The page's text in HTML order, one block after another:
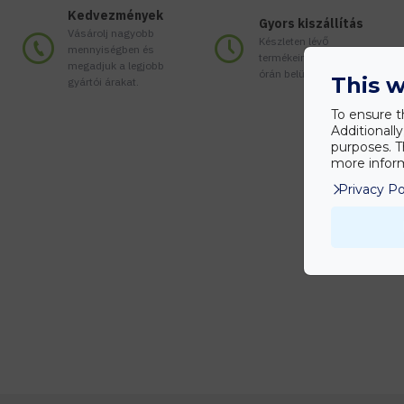
Kedvezmények
Vásárolj nagyobb
mennyiségben és
megadjuk a legjobb
gyártói árakat.
Gyors kiszállítás
Készleten lévő
termékeinket akár 24
órán belül megkaphatod!
This
To ensure
purposes.
more
Privacy